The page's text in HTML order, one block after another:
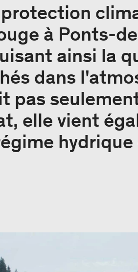
à Ponts-
ainsi la
dans
pas
elle vient